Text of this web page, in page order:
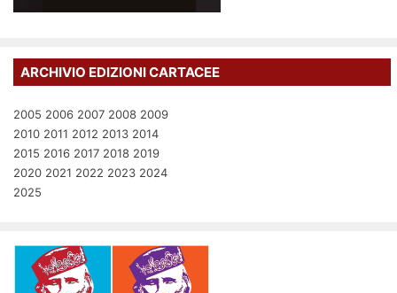
ARCHIVIO EDIZIONI CARTACEE
2005 2006 2007 2008 2009
2010 2011 2012 2013 2014
2015 2016 2017 2018 2019
2020 2021 2022 2023 2024
2025